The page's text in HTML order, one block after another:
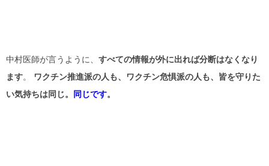
中村医師が言うように、 すべての情報が外に出れば分断はなくなり
ます。
ワクチン推進派の人も、ワクチン危惧派の人も、皆を守りた
い気持ちは同じ。
同じです。